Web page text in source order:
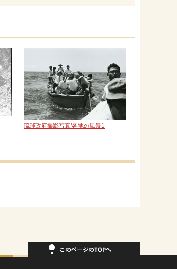
琉球政府撮影写真/各地の風景1